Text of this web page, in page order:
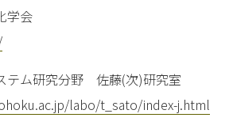
学会
ム研究分野 佐藤(次)研究室
labo/t_sato/index-j.html